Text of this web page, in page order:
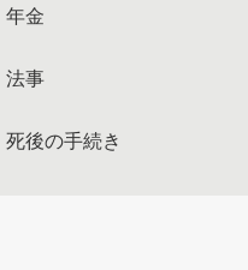
年金
法事
死後の手続き